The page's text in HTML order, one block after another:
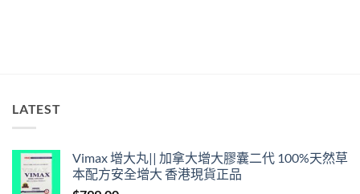
LATEST
Vimax 增大丸|| 加拿大增大膠囊二代 100%天然草
本配方安全增大 香港現貨正品